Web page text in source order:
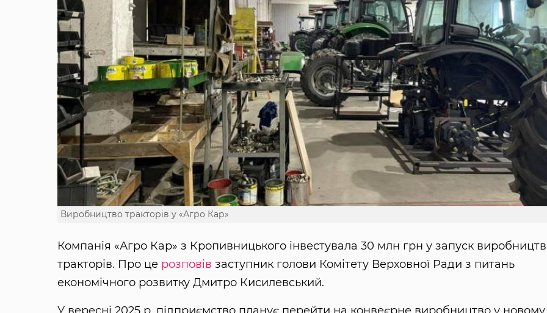
Виробництво тракторів у «Агро Кар»
Компанія «Агро Кар» з Кропивницького інвестувала 30 млн грн у запуск
тракторів. Про це розповів заступник голови Комітету Верховної Ради з питань
економічного розвитку Дмитро Кисилевський.